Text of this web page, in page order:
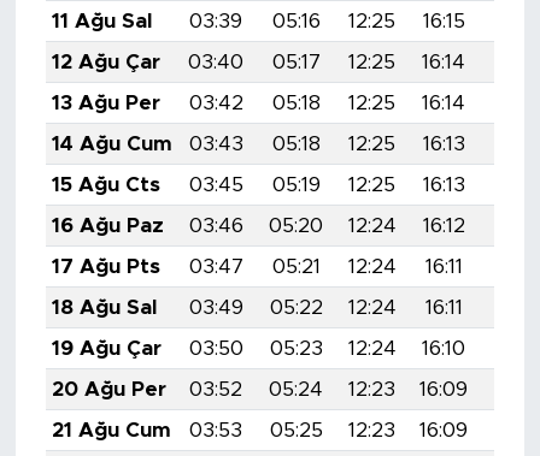
11 Ağu Sal
03:39 05:16 12:25 16:15
12 Ağu Çar
03:40 05:17 12:25 16:14
13 Ağu Per
03:42 05:18 12:25 16:14
14 Ağu Cum
03:43 05:18 12:25 16:13
15 Ağu Cts
03:45 05:19 12:25 16:13
16 Ağu Paz
03:46 05:20 12:24 16:12
17 Ağu Pts
03:47 05:21 12:24 16:11
18 Ağu Sal
03:49 05:22 12:24 16:11
19 Ağu Çar
03:50 05:23 12:24 16:10
20 Ağu Per
03:52 05:24 12:23 16:09
21 Ağu Cum
03:53 05:25 12:23 16:09